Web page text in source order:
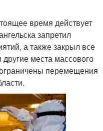
время действует
запретил
а также закрыл все
места массового
перемещения